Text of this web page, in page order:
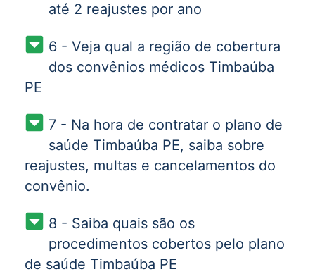
até 2 reajustes por ano
6 - Veja qual a região de cobertura
dos convênios médicos Timbaúba
PE
7 - Na hora de contratar o plano de
saúde Timbaúba PE, saiba sobre
reajustes, multas e cancelamentos do
convênio.
8 - Saiba quais são os
procedimentos cobertos pelo plano
de saúde Timbaúba PE